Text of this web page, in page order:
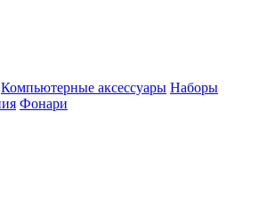
Компьютерные аксессуары Наборы
Фонари